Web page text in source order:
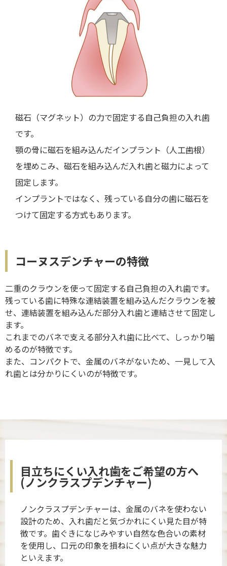
磁石（マグネット）の力で固定する自己負担の入れ歯
です。
顎の骨に磁石を組み込んだインプラント（人工歯根）
を埋めこみ、磁石を組み込んだ入れ歯と磁力によって
固定します。
インプラントではなく、残っている自分の歯に磁石を
つけて固定する方式もあります。
コーヌスデンチャーの特徴
二重のクラウンを使って固定する自己負担の入れ歯です。
残っている歯に特殊な連結装置を組み込んだクラウンを被
せ、連結装置を組み込んだ部分入れ歯と連結させて固定し
ます。
これまでのバネで支える部分入れ歯に比べて、しっかり噛
めるのが特徴です。
また、コンパクトで、金属のバネがないため、一見して入
れ歯とは分かりにくいのが特徴です。
目立ちにくい入れ歯をご希望の方へ
(ノンクラスプデンチャー)
ノンクラスプデンチャーは、金属のバネを使わない
設計のため、入れ歯だと気づかれにくい見た目が特
徴です。歯ぐきになじみやすい自然な色合いの素材
を使用し、口元の印象を損ねにくい点が大きな魅力
といえます。